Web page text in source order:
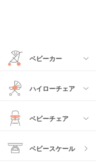
ベビーカー
すべて
ハイローチェア
すべて
ベビーチェア
すべて
ベビースケール